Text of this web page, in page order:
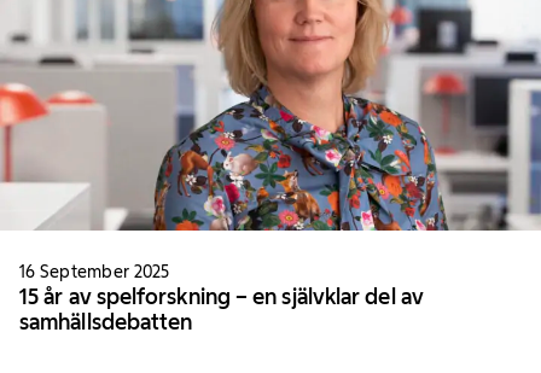
16 September 2025
15 år av spelforskning – en självklar del av
samhällsdebatten